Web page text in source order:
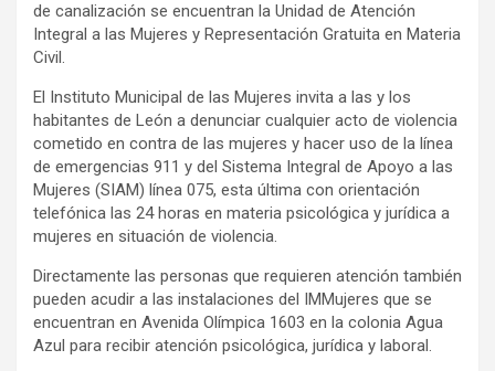
de canalización se encuentran la Unidad de Atención
Integral a las Mujeres y Representación Gratuita en Materia
Civil.
El Instituto Municipal de las Mujeres invita a las y los
habitantes de León a denunciar cualquier acto de violencia
cometido en contra de las mujeres y hacer uso de la línea
de emergencias 911 y del Sistema Integral de Apoyo a las
Mujeres (SIAM) línea 075, esta última con orientación
telefónica las 24 horas en materia psicológica y jurídica a
mujeres en situación de violencia.
Directamente las personas que requieren atención también
pueden acudir a las instalaciones del IMMujeres que se
encuentran en Avenida Olímpica 1603 en la colonia Agua
Azul para recibir atención psicológica, jurídica y laboral.